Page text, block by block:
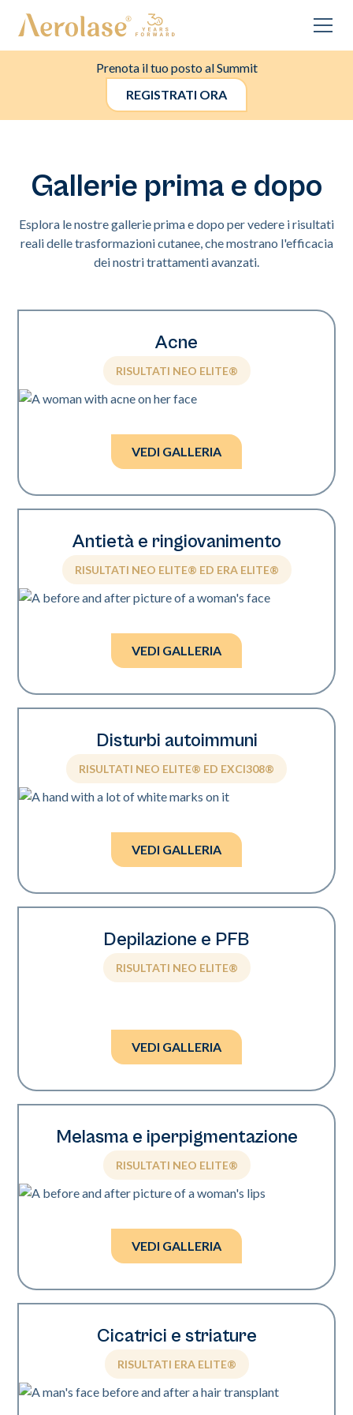
Prenota il tuo posto al Summit
REGISTRATI ORA
Gallerie prima e dopo
Esplora le nostre gallerie prima e dopo per vedere i risultati
reali delle trasformazioni cutanee, che mostrano l'efficacia
dei nostri trattamenti avanzati.
Acne
RISULTATI NEO ELITE®
VEDI GALLERIA
Antietà e ringiovanimento
RISULTATI NEO ELITE® ED ERA ELITE®
VEDI GALLERIA
Disturbi autoimmuni
RISULTATI NEO ELITE® ED EXCI308®
VEDI GALLERIA
Depilazione e PFB
RISULTATI NEO ELITE®
VEDI GALLERIA
Melasma e iperpigmentazione
RISULTATI NEO ELITE®
e Tiffany Crews, LE.VEDI GALLERIA
Cicatrici e striature
RISULTATI ERA ELITE®